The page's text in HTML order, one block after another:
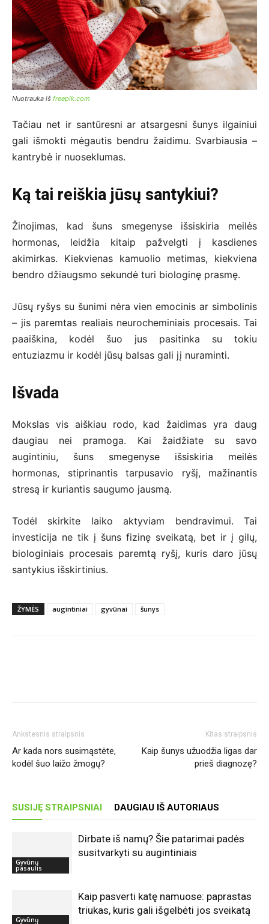
Nuotrauka iš freepik.com
Tačiau net ir santūresni ar atsargesni šunys ilgainiui
gali išmokti mėgautis bendru žaidimu. Svarbiausia –
kantrybė ir nuoseklumas.
Ką tai reiškia jūsų santykiui?
Žinojimas, kad šuns smegenyse išsiskiria meilės
hormonas, leidžia kitaip pažvelgti į kasdienes
akimirkas. Kiekvienas kamuolio metimas, kiekviena
bendro džiaugsmo sekundė turi biologinę prasmę.
Jūsų ryšys su šunimi nėra vien emocinis ar simbolinis
– jis paremtas realiais neurocheminiais procesais. Tai
paaiškina, kodėl šuo jus pasitinka su tokiu
entuziazmu ir kodėl jūsų balsas gali jį nuraminti.
Išvada
Mokslas vis aiškiau rodo, kad žaidimas yra daug
daugiau nei pramoga. Kai žaidžiate su savo
augintiniu, šuns smegenyse išsiskiria meilės
hormonas, stiprinantis tarpusavio ryšį, mažinantis
stresą ir kuriantis saugumo jausmą.
Todėl skirkite laiko aktyviam bendravimui. Tai
investicija ne tik į šuns fizinę sveikatą, bet ir į gilų,
biologiniais procesais paremtą ryšį, kuris daro jūsų
santykius išskirtinius.
ŽYMĖS augintiniai gyvūnai šunys
Ankstesnis straipsnis
Ar kada nors susimąstėte,
kodėl šuo laižo žmogų?
Kitas straipsnis
Kaip šunys užuodžia ligas dar
prieš diagnozę?
SUSIJĘ STRAIPSNIAI DAUGIAU IŠ AUTORIAUS
Gyvūnų
pasaulis
Dirbate iš namų? Šie patarimai padės
susitvarkyti su augintiniais
Gyvūnų
Kaip pasverti katę namuose: paprastas
triukas, kuris gali išgelbėti jos sveikatą